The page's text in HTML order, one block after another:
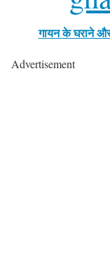
गायन के घराने
Advertisement